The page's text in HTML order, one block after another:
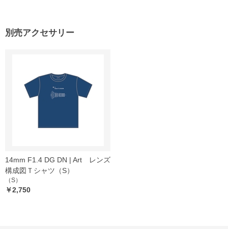
別売アクセサリー
14mm F1.4 DG DN | Art レンズ
構成図Ｔシャツ（S）
（S）
￥2,750